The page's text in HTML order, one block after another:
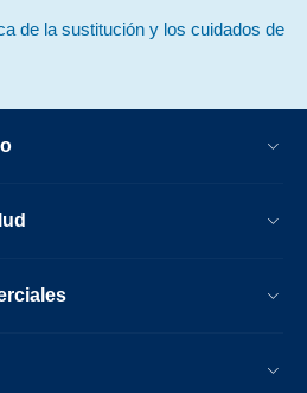
de la sustitución y los cuidados de